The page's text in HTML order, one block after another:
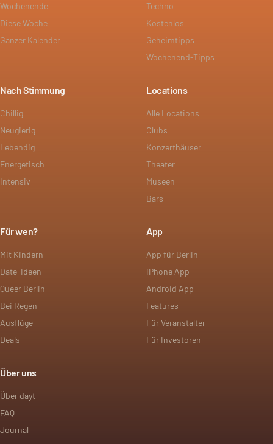
Wochenende
Diese Woche
Ganzer Kalender
Techno
Kostenlos
Geheimtipps
Wochenend-Tipps
Nach Stimmung
Chillig
Neugierig
Lebendig
Energetisch
Intensiv
Locations
Alle Locations
Clubs
Konzerthäuser
Theater
Museen
Bars
Für wen?
Mit Kindern
Date-Ideen
Queer Berlin
Bei Regen
Ausflüge
Deals
App
App für Berlin
iPhone App
Android App
Features
Für Veranstalter
Für Investoren
Über uns
Über dayt
FAQ
Journal